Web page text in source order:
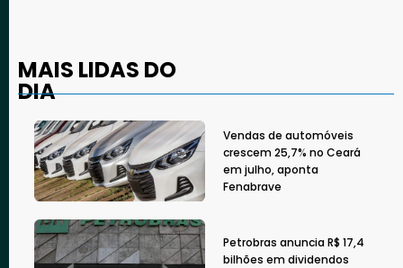
MAIS LIDAS DO
DIA
Vendas de automóveis
crescem 25,7% no Ceará
em julho, aponta
Fenabrave
Petrobras anuncia R$ 17,4
bilhões em dividendos